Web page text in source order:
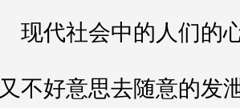
现代社会中的人们的
又不好意思去随意的发